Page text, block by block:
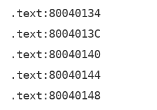
.text:80040134
.text:8004013C
.text:80040140
.text:80040144
.text:80040148